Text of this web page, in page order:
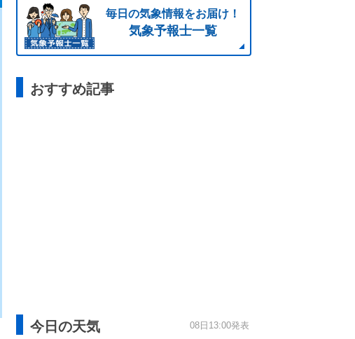
毎日の気象情報をお届け！
気象予報士一覧
おすすめ記事
今日の天気 08日13:00発表